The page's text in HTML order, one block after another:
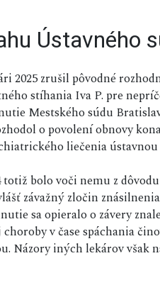
Ústavného
2025 zrušil pôvodné
stíhania Iva P. pre
Mestského súdu
o povolení obnovy
liečenia
bolo voči nemu z
závažný zločin
sa opieralo o závery
v čase spáchania
Názory iných lekárov však